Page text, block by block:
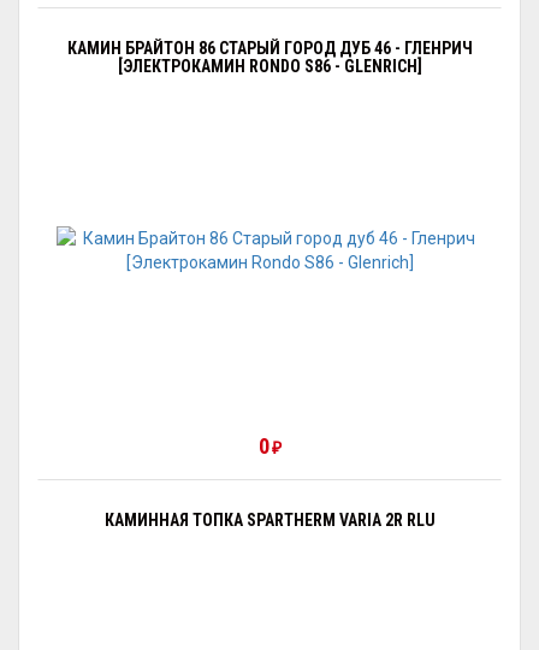
КАМИН БРАЙТОН 86 СТАРЫЙ ГОРОД ДУБ 46 - ГЛЕНРИЧ
[ЭЛЕКТРОКАМИН RONDO S86 - GLENRICH]
0₽
КАМИННАЯ ТОПКА SPARTHERM VARIA 2R RLU